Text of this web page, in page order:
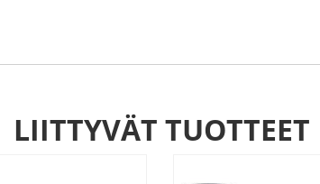
LIITTYVÄT TUOTTEET